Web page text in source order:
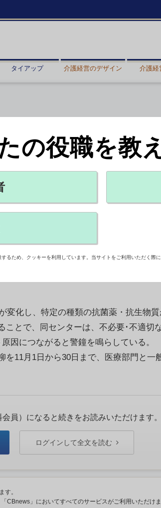
タイアップ 介護経営のデザイン 介護経
る川柳」募集
リファレンスセンターは26日、11月の
剤耐性あるある川柳」を募集すると発表
化し、特定の種類の抗菌薬・抗生物質
ことで、同センターは、不必要･不適切
原因につながると警鐘を鳴らしている
11月1日から30日まで、医療部門と一
員）になると続きをお読みいただけます。
ログインして全文を読む
す。
」においてすべてのサービスがご利用いただけま
の役職を教
るため、クッキーを利用しています。当サイトをご利用いただく際